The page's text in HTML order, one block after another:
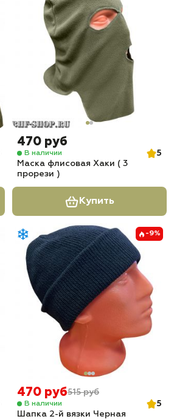
470 руб
В наличии
5
Маска флисовая Хаки ( 3
прорези )
Купить
-9%
470 руб515 руб
В наличии
5
Шапка 2-й вязки Черная